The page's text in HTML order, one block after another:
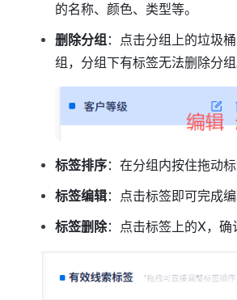
的名称、颜色、类型等。
删除分组：点击分组上的垃圾
组，分组下有标签无法删除分组
标签排序：在分组内按住拖动标
标签编辑：点击标签即可完成编
标签删除：点击标签上的X，确